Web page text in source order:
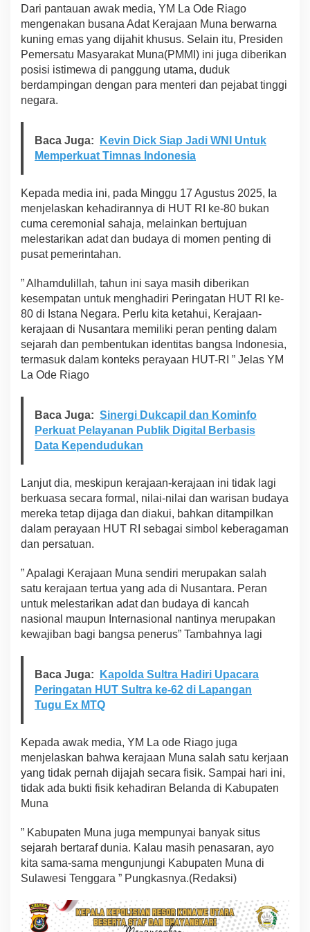
Dari pantauan awak media, YM La Ode Riago
mengenakan busana Adat Kerajaan Muna berwarna
kuning emas yang dijahit khusus. Selain itu, Presiden
Pemersatu Masyarakat Muna(PMMI) ini juga diberikan
posisi istimewa di panggung utama, duduk
berdampingan dengan para menteri dan pejabat tinggi
negara.
Baca Juga:
Kevin Dick Siap Jadi WNI Untuk
Memperkuat Timnas Indonesia
Kepada media ini, pada Minggu 17 Agustus 2025, Ia
menjelaskan kehadirannya di HUT RI ke-80 bukan
cuma ceremonial sahaja, melainkan bertujuan
melestarikan adat dan budaya di momen penting di
pusat pemerintahan.
” Alhamdulillah, tahun ini saya masih diberikan
kesempatan untuk menghadiri Peringatan HUT RI ke-
80 di Istana Negara. Perlu kita ketahui, Kerajaan-
kerajaan di Nusantara memiliki peran penting dalam
sejarah dan pembentukan identitas bangsa Indonesia,
termasuk dalam konteks perayaan HUT-RI ” Jelas YM
La Ode Riago
Baca Juga: Sinergi Dukcapil dan Kominfo
Perkuat Pelayanan Publik Digital Berbasis
Data Kependudukan
Lanjut dia, meskipun kerajaan-kerajaan ini tidak lagi
berkuasa secara formal, nilai-nilai dan warisan budaya
mereka tetap dijaga dan diakui, bahkan ditampilkan
dalam perayaan HUT RI sebagai simbol keberagaman
dan persatuan.
” Apalagi Kerajaan Muna sendiri merupakan salah
satu kerajaan tertua yang ada di Nusantara. Peran
untuk melestarikan adat dan budaya di kancah
nasional maupun Internasional nantinya merupakan
kewajiban bagi bangsa penerus” Tambahnya lagi
Baca Juga:
Kapolda Sultra Hadiri Upacara
Peringatan HUT Sultra ke-62 di Lapangan
Tugu Ex MTQ
Kepada awak media, YM La ode Riago juga
menjelaskan bahwa kerajaan Muna salah satu kerjaan
yang tidak pernah dijajah secara fisik. Sampai hari ini,
tidak ada bukti fisik kehadiran Belanda di Kabupaten
Muna
” Kabupaten Muna juga mempunyai banyak situs
sejarah bertaraf dunia. Kalau masih penasaran, ayo
kita sama-sama mengunjungi Kabupaten Muna di
Sulawesi Tenggara ” Pungkasnya.(Redaksi)